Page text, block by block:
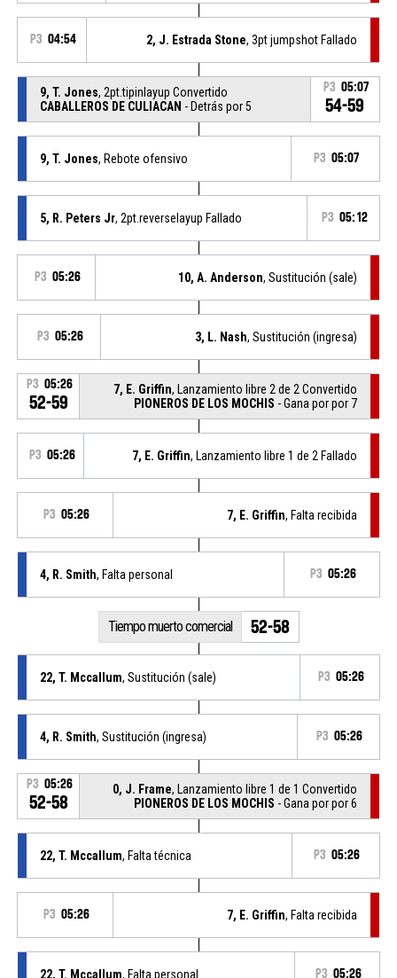
P3 04:54 2, J. Estrada Stone, 3pt jumpshot Fallado
9, T. Jones, 2pt.tipinlayup Convertido
CABALLEROS DE CULIACAN - Detrás por 5
P3 05:07
54-59
9, T. Jones, Rebote ofensivo P3 05:07
5, R. Peters Jr, 2pt.reverselayup Fallado P3 05:12
P3 05:26 10, A. Anderson, Sustitución (sale)
P3 05:26 3, L. Nash, Sustitución (ingresa)
P3 05:26
52-59
7, E. Griffin, Lanzamiento libre 2 de 2 Convertido
PIONEROS DE LOS MOCHIS - Gana por por 7
P3 05:26 7, E. Griffin, Lanzamiento libre 1 de 2 Fallado
P3 05:26 7, E. Griffin, Falta recibida
4, R. Smith, Falta personal P3 05:26
Tiempo muerto comercial 52-58
22, T. Mccallum, Sustitución (sale) P3 05:26
4, R. Smith, Sustitución (ingresa) P3 05:26
P3 05:26
52-58
0, J. Frame, Lanzamiento libre 1 de 1 Convertido
PIONEROS DE LOS MOCHIS - Gana por por 6
22, T. Mccallum, Falta técnica P3 05:26
P3 05:26 7, E. Griffin, Falta recibida
22, T. Mccallum, Falta personal P3 05:26